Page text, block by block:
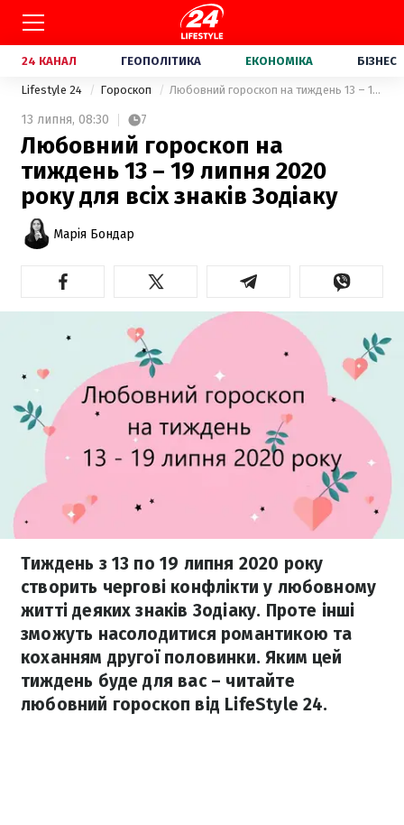
24 КАНАЛ ГЕОПОЛІТИКА ЕКОНОМІКА БІЗНЕС
Lifestyle 24 Гороскоп Любовний гороскоп на тиждень 13 – 19 липня 2020 року для всіх знаків Зодіаку
13 липня, 08:30 7
Любовний гороскоп на
тиждень 13 – 19 липня 2020
року для всіх знаків Зодіаку
Марія Бондар
Тиждень з 13 по 19 липня 2020 року
створить чергові конфлікти у любовному
житті деяких знаків Зодіаку. Проте інші
зможуть насолодитися романтикою та
коханням другої половинки. Яким цей
тиждень буде для вас – читайте
любовний гороскоп від LifeStyle 24.